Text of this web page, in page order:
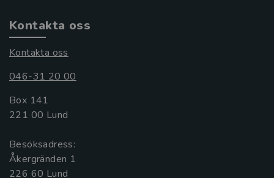
Kontakta oss
Kontakta oss
046-31 20 00
Box 141
221 00 Lund
Besöksadress:
Åkergränden 1